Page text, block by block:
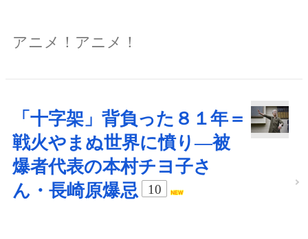
アニメ！アニメ！
「十字架」背負った８１年＝
戦火やまぬ世界に憤り―被
爆者代表の本村チヨ子さ
ん・長崎原爆忌
10